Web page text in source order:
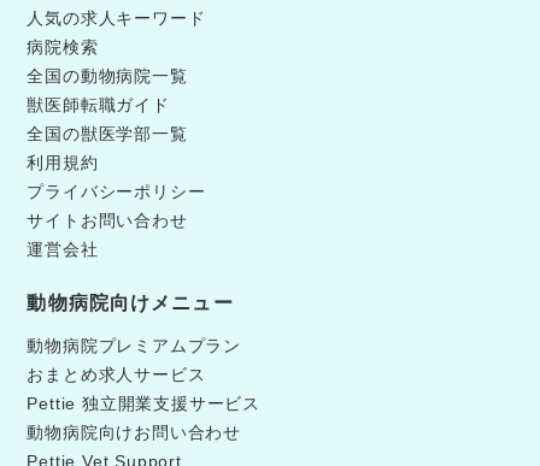
人気の求人キーワード
病院検索
全国の動物病院一覧
獣医師転職ガイド
全国の獣医学部一覧
利用規約
プライバシーポリシー
サイトお問い合わせ
運営会社
動物病院向けメニュー
動物病院プレミアムプラン
おまとめ求人サービス
Pettie 独立開業支援サービス
動物病院向けお問い合わせ
Pettie Vet Support